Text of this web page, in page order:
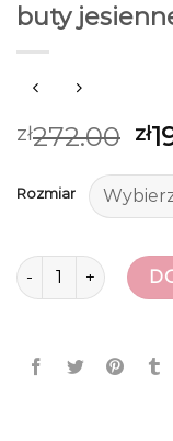
buty
zł272.00 zł
Rozmiar
ilość buty jesienne